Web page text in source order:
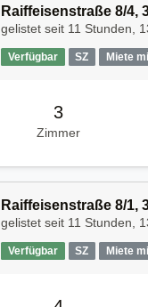
Raiffeisenstraße 8/4,
gelistet seit 11 Stunden,
Verfügbar SZ Miete
3
Zimmer
Raiffeisenstraße 8/1,
gelistet seit 11 Stunden,
Verfügbar SZ Miete